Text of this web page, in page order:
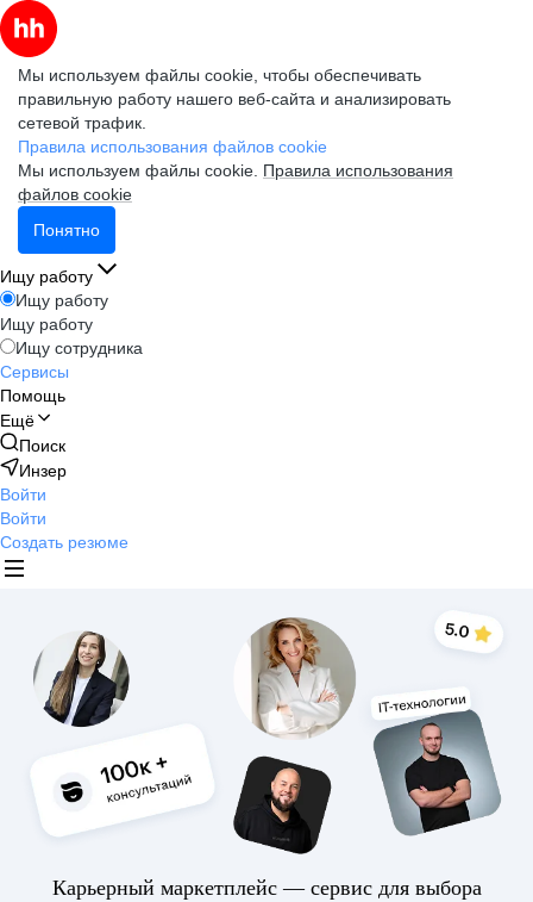
Мы используем файлы cookie, чтобы обеспечивать
правильную работу нашего веб-сайта и анализировать
сетевой трафик.
Правила использования файлов cookie
Мы используем файлы cookie. Правила использования
файлов cookie
Понятно
Ищу работу
Ищу работу
Ищу работу
Ищу сотрудника
Сервисы
Помощь
Ещё
Поиск
Инзер
Войти
Войти
Создать резюме
Карьерный маркетплейс — сервис для выбора